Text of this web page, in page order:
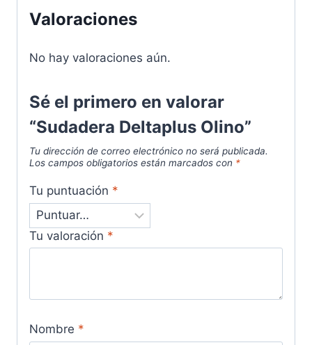
Valoraciones
No hay valoraciones aún.
Sé el primero en valorar
“Sudadera Deltaplus Olino”
Tu dirección de correo electrónico no será publicada.
Los campos obligatorios están marcados con *
Tu puntuación *
Tu valoración *
Nombre *